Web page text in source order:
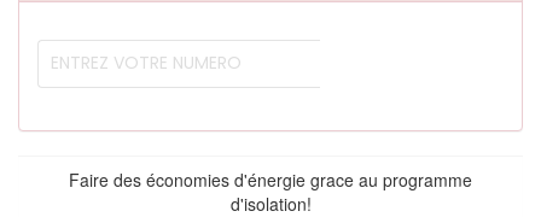
Faire des économies d'énergie grace au programme
d'isolation!